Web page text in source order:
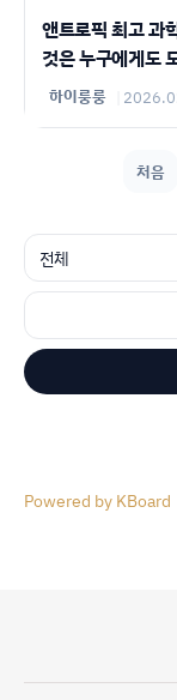
앤트로픽 최고 과
것은 누구에게도
하이룽룽
처음
Powered by KBoard